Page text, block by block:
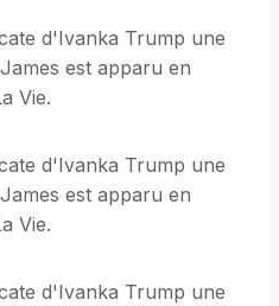
d'Ivanka Trump une
est apparu en
Vie.
d'Ivanka Trump une
est apparu en
Vie.
d'Ivanka Trump une